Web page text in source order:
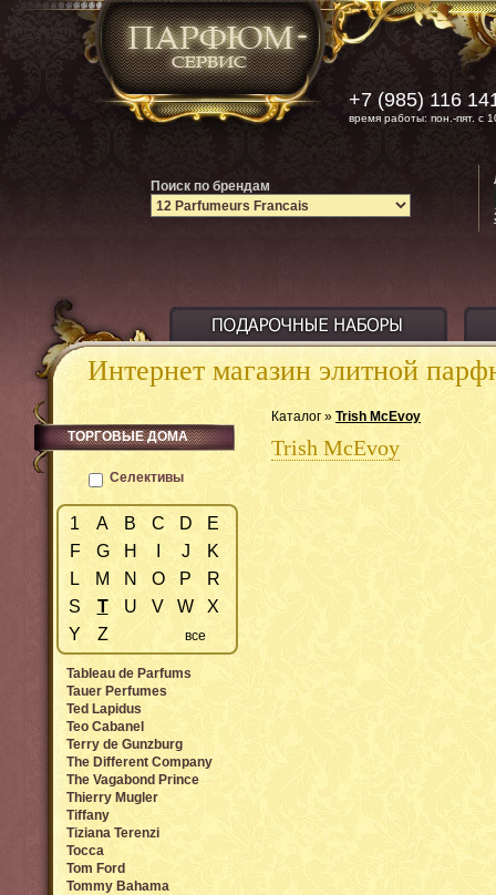
Интернет магазин элитной
Каталог » Trish McEvoy
Trish McEvoy
ТОРГОВЫЕ ДОМА
Селективы
1 A B C D
E
F
G H J
K
L
M N O P
R
S
T U V W
X
Y
Z все
Tableau de Parfums
Tauer Perfumes
Ted Lapidus
Teo Cabanel
Terry de Gunzburg
The Different Company
The Vagabond Prince
Thierry Mugler
Tiffany
Tiziana Terenzi
Tocca
Tom Ford
Tommy Bahama
+7 (985) 116
время работы: пон.-пят. с
Поиск по брендам